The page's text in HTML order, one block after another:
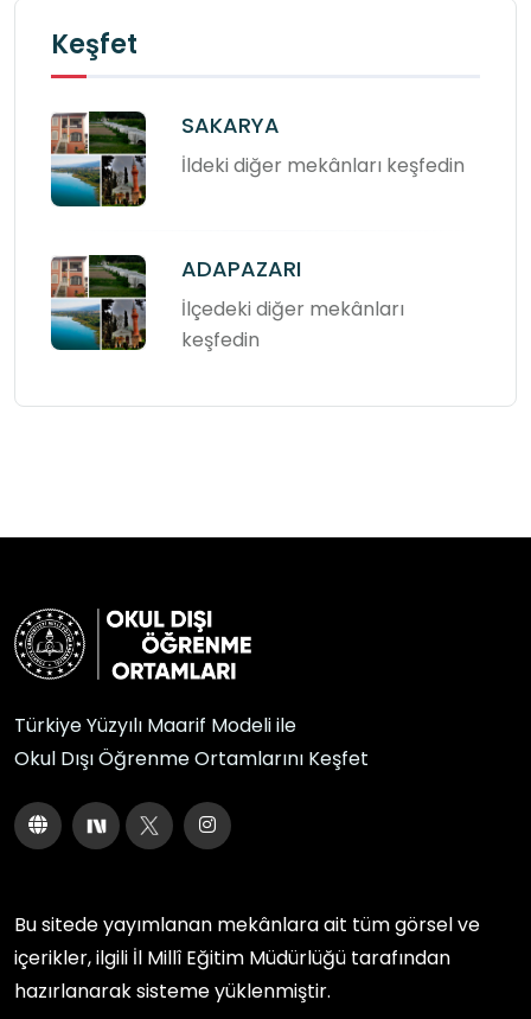
Keşfet
SAKARYA
İldeki diğer mekânları keşfedin
ADAPAZARI
İlçedeki diğer mekânları
keşfedin
Türkiye Yüzyılı Maarif Modeli ile
Okul Dışı Öğrenme Ortamlarını Keşfet
Bu sitede yayımlanan mekânlara ait tüm görsel ve
içerikler, ilgili İl Millî Eğitim Müdürlüğü tarafından
hazırlanarak sisteme yüklenmiştir.